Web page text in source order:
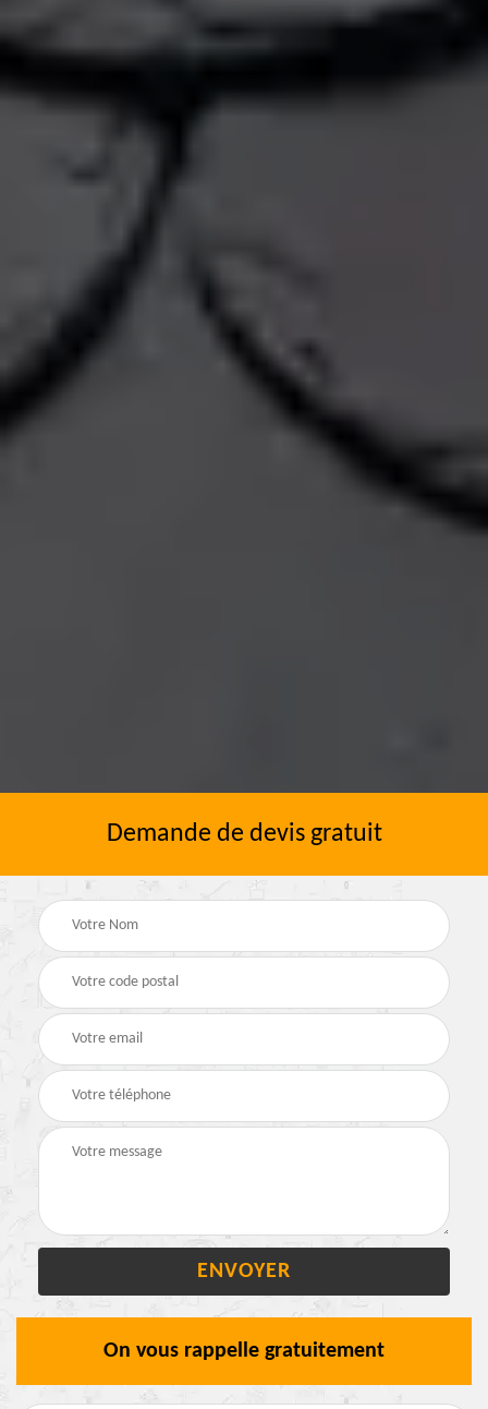
Demande de devis gratuit
On vous rappelle gratuitement